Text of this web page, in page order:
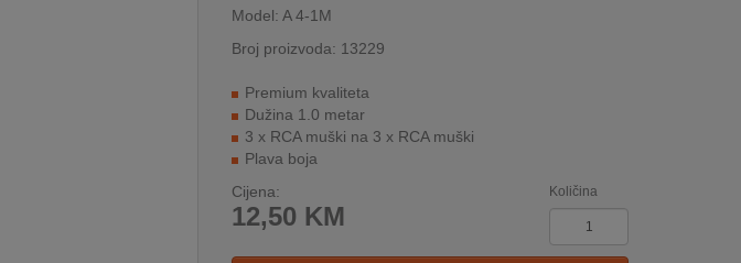
Model: A 4-1M
Broj proizvoda: 13229
Premium kvaliteta
Dužina 1.0 metar
3 x RCA muški na 3 x RCA muški
Plava boja
Cijena:
12,50 KM
Količina